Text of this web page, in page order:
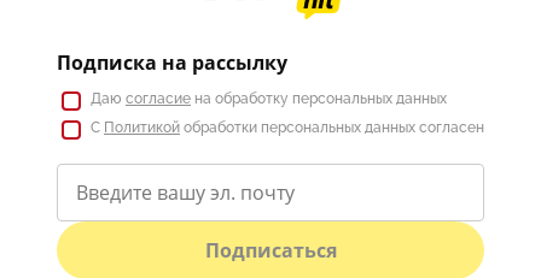
Подписка на рассылку
Даю согласие на обработку персональных данных
С Политикой обработки персональных данных согласен
Подписаться